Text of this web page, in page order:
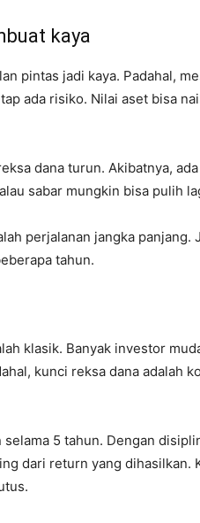
kaya
pintas jadi kaya. Padahal,
ada risiko. Nilai aset bisa
dana turun. Akibatnya,
sabar mungkin bisa pulih
perjalanan jangka panjang.
tahun.
klasik. Banyak investor
kunci reksa dana adalah
5 tahun. Dengan
dari return yang dihasilkan.